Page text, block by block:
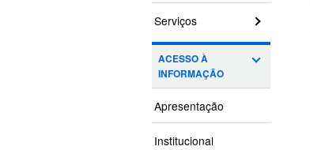
Serviços
ACESSO À
INFORMAÇÃO
Apresentação
Institucional